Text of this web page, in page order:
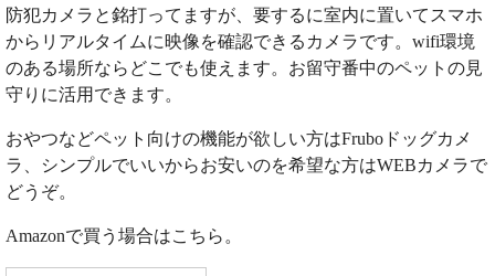
防犯カメラと銘打ってますが、要するに室内に置いてスマホ
からリアルタイムに映像を確認できるカメラです。wifi環境
のある場所ならどこでも使えます。お留守番中のペットの見
守りに活用できます。
おやつなどペット向けの機能が欲しい方はFruboドッグカメ
ラ、シンプルでいいからお安いのを希望な方はWEBカメラで
どうぞ。
Amazonで買う場合はこちら。